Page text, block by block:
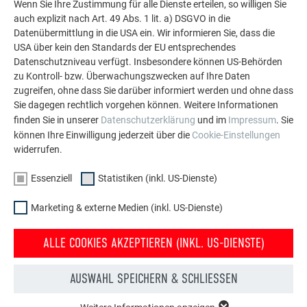
Fassade.
MEHR REFERENZEN ANSEHEN
Wenn Sie Ihre Zustimmung für alle Dienste erteilen, so willigen Sie
auch explizit nach Art. 49 Abs. 1 lit. a) DSGVO in die
Datenübermittlung in die USA ein. Wir informieren Sie, dass die
USA über kein den Standards der EU entsprechendes
Datenschutzniveau verfügt. Insbesondere können US-Behörden
zu Kontroll- bzw. Überwachungszwecken auf Ihre Daten
zugreifen, ohne dass Sie darüber informiert werden und ohne dass
Sie dagegen rechtlich vorgehen können. Weitere Informationen
finden Sie in unserer Datenschutzerklärung und im Impressum. Sie
können Ihre Einwilligung jederzeit über die Cookie-Einstellungen
widerrufen.
Essenziell Statistiken (inkl. US-Dienste)
Marketing & externe Medien (inkl. US-Dienste)
ALLE COOKIES AKZEPTIEREN (INKL. US-DIENSTE)
AUSWAHL SPEICHERN & SCHLIESSEN